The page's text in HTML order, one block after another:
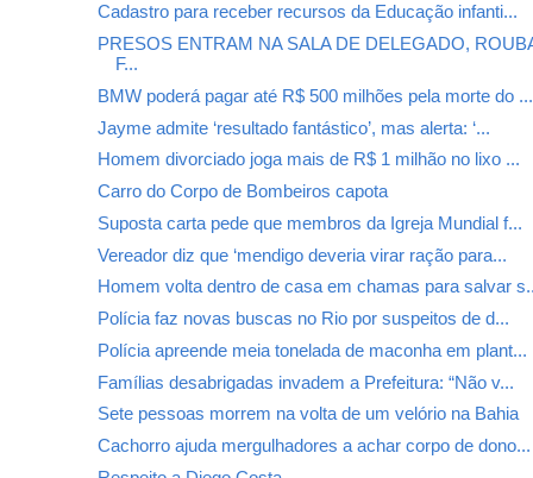
Cadastro para receber recursos da Educação infanti...
PRESOS ENTRAM NA SALA DE DELEGADO,
F...
BMW poderá pagar até R$ 500 milhões pela morte do ...
Jayme admite ‘resultado fantástico’, mas alerta: ‘...
Homem divorciado joga mais de R$ 1 milhão no lixo ...
Carro do Corpo de Bombeiros capota
Suposta carta pede que membros da Igreja Mundial f...
Vereador diz que ‘mendigo deveria virar ração para...
Homem volta dentro de casa em chamas para salvar
Polícia faz novas buscas no Rio por suspeitos de d...
Polícia apreende meia tonelada de maconha em plant...
Famílias desabrigadas invadem a Prefeitura: “Não v...
Sete pessoas morrem na volta de um velório na Bahia
Cachorro ajuda mergulhadores a achar corpo de dono...